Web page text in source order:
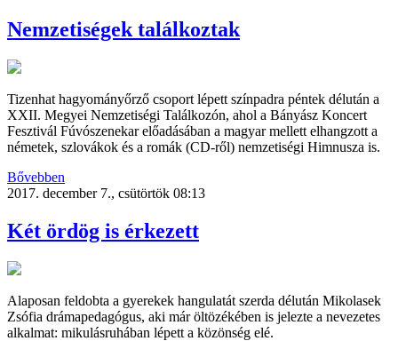
Nemzetiségek találkoztak
Tizenhat hagyományőrző csoport lépett színpadra péntek délután a
XXII. Megyei Nemzetiségi Találkozón, ahol a Bányász Koncert
Fesztivál Fúvószenekar előadásában a magyar mellett elhangzott a
németek, szlovákok és a romák (CD-ről) nemzetiségi Himnusza is.
Bővebben
2017. december 7., csütörtök 08:13
Két ördög is érkezett
Alaposan feldobta a gyerekek hangulatát szerda délután Mikolasek
Zsófia drámapedagógus, aki már öltözékében is jelezte a nevezetes
alkalmat: mikulásruhában lépett a közönség elé.